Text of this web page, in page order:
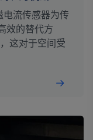
电流传感器为传
效的替代方
这对于空间受